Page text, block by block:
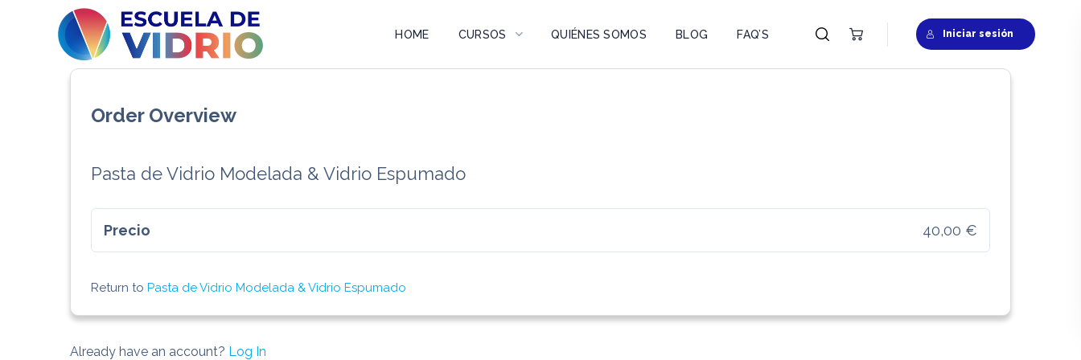
HOME CURSOS QUIÉNES SOMOS BLOG FAQ’S Iniciar sesión
Order Overview
Pasta de Vidrio Modelada & Vidrio Espumado
Precio 40,00 €
Return to Pasta de Vidrio Modelada & Vidrio Espumado
Already have an account? Log In